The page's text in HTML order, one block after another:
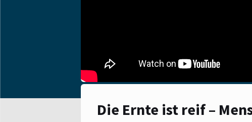
Die Ernte ist reif –